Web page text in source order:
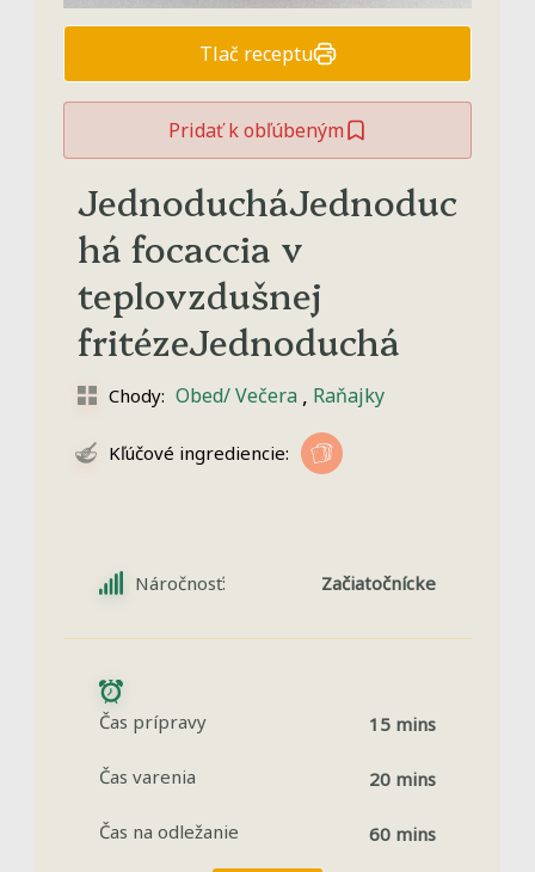
Tlač receptu
Pridať k obľúbeným
JednoducháJednoduc
há focaccia v
teplovzdušnej
fritézeJednoduchá
Chody: Obed/ Večera , Raňajky
Kľúčové ingrediencie:
Náročnosť: Začiatočnícke
Čas prípravy 15 mins
Čas varenia 20 mins
Čas na odležanie 60 mins